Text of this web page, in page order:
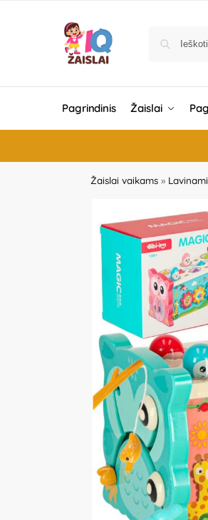
Pagrindinis Žaislai
Žaislai vaikams »